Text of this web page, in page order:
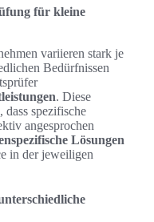
für kleine
variieren stark je
Bedürfnissen
. Diese
spezifische
angesprochen
Lösungen
in der jeweiligen